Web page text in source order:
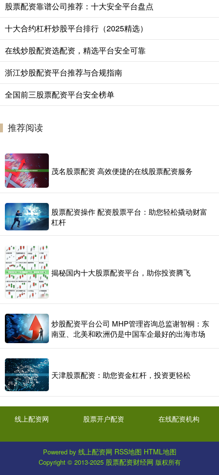
股票配资靠谱公司推荐：十大安全平台盘点
十大合约杠杆炒股平台排行（2025精选）
在线炒股配资选配资，精选平台安全可靠
浙江炒股配资平台推荐与合规指南
全国前三股票配资平台安全榜单
推荐阅读
茂名股票配资 高效便捷的在线股票配资服务
股票配资操作 配资股票平台：助您轻松撬动财富
杠杆
揭秘国内十大股票配资平台，助你投资腾飞
炒股配资平台公司 MHP管理咨询总监谢智桐：东
南亚、北美和欧洲仍是中国车企最好的出海市场
天津股票配资：助您资金杠杆，投资更轻松
线上配资网 股票开户配资 在线配资机构
Powered by 线上配资网 RSS地图 HTML地图
Copyright © 2013-2025 股票配资财经网 版权所有